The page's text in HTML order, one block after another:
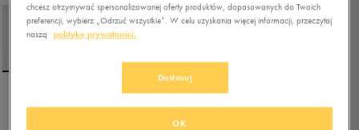
PUMA T-SHIRT ESS SMALL
chcesz otrzymywać spersonalizowanej oferty produktów, dopasowanych do Twoich
preferencji, wybierz „Odrzuć wszystkie”. W celu uzyskania więcej informacji, przeczytaj
naszą
politykę prywatności.
Dostosuj
OK